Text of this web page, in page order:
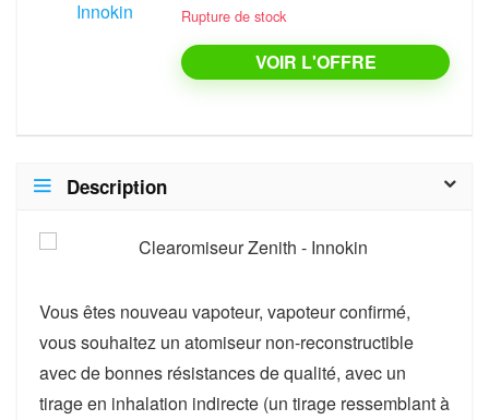
Rupture de stock
VOIR L'OFFRE
Description
Vous êtes nouveau vapoteur, vapoteur confirmé,
vous souhaitez un atomiseur non-reconstructible
avec de bonnes résistances de qualité, avec un
tirage en inhalation indirecte (un tirage ressemblant à